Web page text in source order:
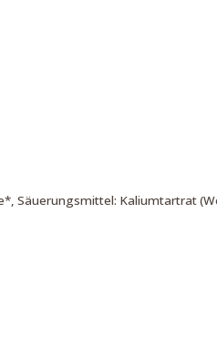
Säuerungsmittel: Kaliumtartrat